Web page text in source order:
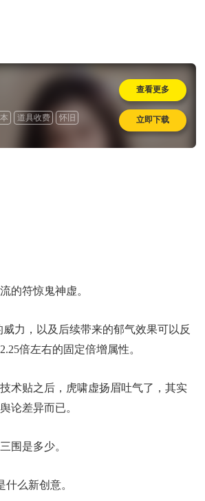
道具收费 怀旧
查看更多
立即下载
的符惊鬼神虚。
力，以及后续带来的郁气效果可以反
倍左右的固定倍增属性。
术贴之后，虎啸虚扬眉吐气了，其实
论差异而已。
围是多少。
么新创意。